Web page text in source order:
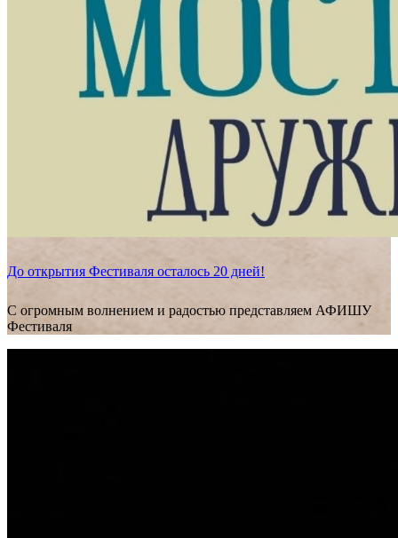
До открытия Фестиваля осталось 20 дней!
С огромным волнением и радостью представляем АФИШУ
Фестиваля